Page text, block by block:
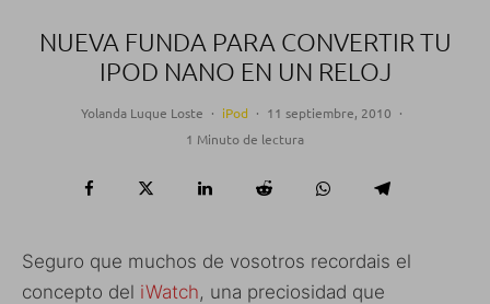
NUEVA FUNDA PARA CONVERTIR TU
IPOD NANO EN UN RELOJ
Yolanda Luque Loste · iPod · 11 septiembre, 2010 ·
1 Minuto de lectura
Seguro que muchos de vosotros recordais el
concepto del iWatch, una preciosidad que